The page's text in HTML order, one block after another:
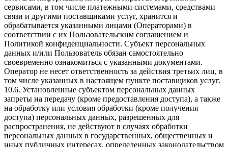
сервисами, в том числе платежными системами, средствами
связи и другими поставщиками услуг, хранится и
обрабатывается указанными лицами (Операторами) в
соответствии с их Пользовательским соглашением и
Политикой конфиденциальности. Субъект персональных
данных и/или Пользователь обязан самостоятельно
своевременно ознакомиться с указанными документами.
Оператор не несет ответственность за действия третьих лиц, в
том числе указанных в настоящем пункте поставщиков услуг.
10.6. Установленные субъектом персональных данных
запреты на передачу (кроме предоставления доступа), а также
на обработку или условия обработки (кроме получения
доступа) персональных данных, разрешенных для
распространения, не действуют в случаях обработки
персональных данных в государственных, общественных и
иных публичных интересах, определенных законодательством